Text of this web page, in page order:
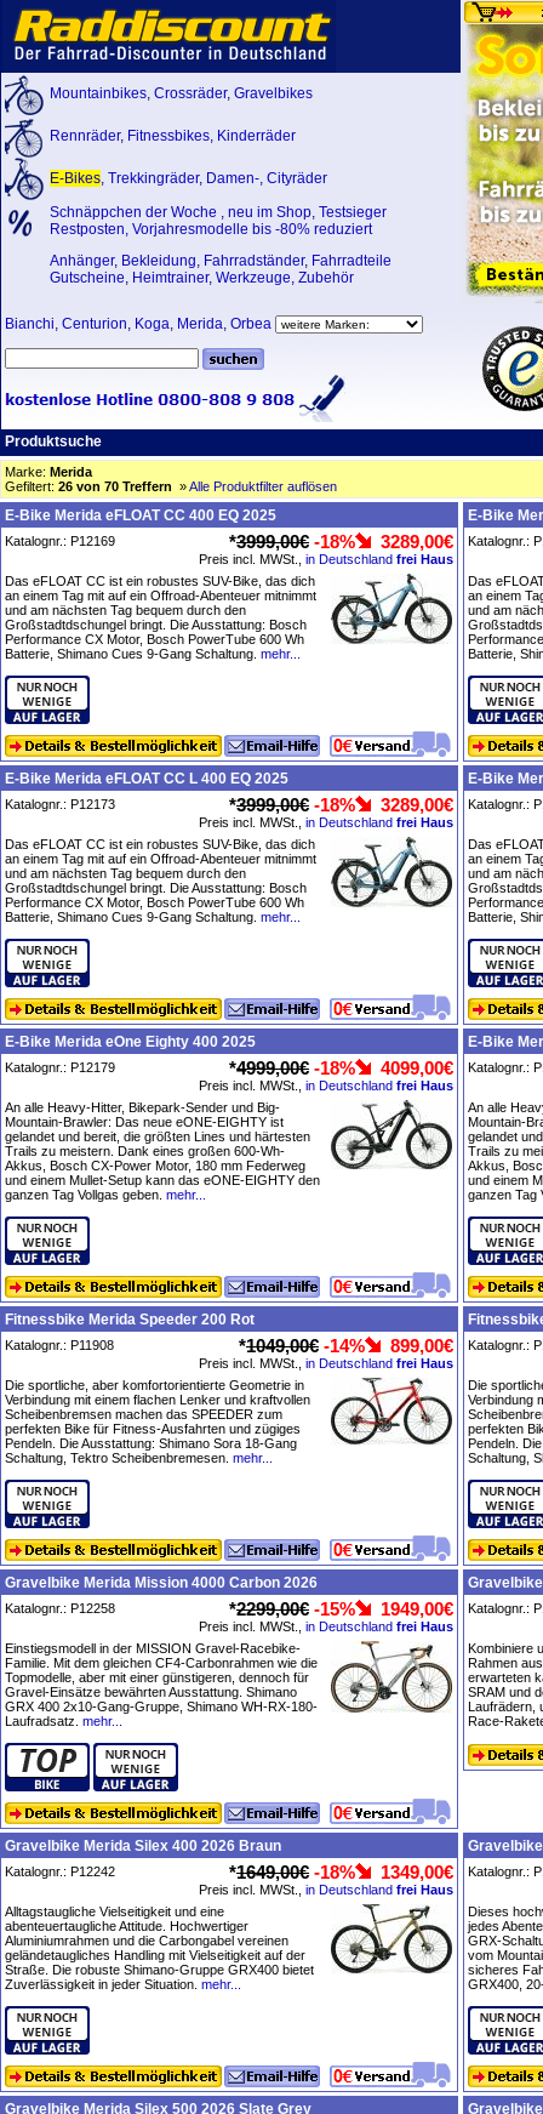
Mountainbikes, Crossräder, Gravelbikes
Rennräder, Fitnessbikes, Kinderräder
E-Bikes, Trekkingräder, Damen-, Cityräder
Schnäppchen der Woche , neu im Shop, Testsieger
Restposten, Vorjahresmodelle bis -80% reduziert
Anhänger, Bekleidung, Fahrradständer, Fahrradteile
Gutscheine, Heimtrainer, Werkzeuge, Zubehör
Bianchi, Centurion, Koga, Merida, Orbea
Produktsuche
Marke: Merida
Gefiltert: 26 von 70 Treffern »Alle Produktfilter auflösen
E-Bike Merida eFLOAT CC 400 EQ 2025
Katalognr.: P12169 *3999,00€ -18% 3289,00€
Preis incl. MWSt., in Deutschland frei Haus
Das eFLOAT CC ist ein robustes SUV-Bike, das dich
an einem Tag mit auf ein Offroad-Abenteuer mitnimmt
und am nächsten Tag bequem durch den
Großstadtdschungel bringt. Die Ausstattung: Bosch
Performance CX Motor, Bosch PowerTube 600 Wh
Batterie, Shimano Cues 9-Gang Schaltung. mehr...
E-Bike
Katalognr.:
Das
an einem
und am
Batterie,
E-Bike Merida eFLOAT CC L 400 EQ 2025
Katalognr.: P12173 *3999,00€ -18% 3289,00€
Preis incl. MWSt., in Deutschland frei Haus
Das eFLOAT CC ist ein robustes SUV-Bike, das dich
an einem Tag mit auf ein Offroad-Abenteuer mitnimmt
und am nächsten Tag bequem durch den
Großstadtdschungel bringt. Die Ausstattung: Bosch
Performance CX Motor, Bosch PowerTube 600 Wh
Batterie, Shimano Cues 9-Gang Schaltung. mehr...
E-Bike
Katalognr.:
Das
an einem
und am
Batterie,
E-Bike Merida eOne Eighty 400 2025
Katalognr.: P12179 *4999,00€ -18% 4099,00€
Preis incl. MWSt., in Deutschland frei Haus
An alle Heavy-Hitter, Bikepark-Sender und Big-
Mountain-Brawler: Das neue eONE-EIGHTY ist
gelandet und bereit, die größten Lines und härtesten
Trails zu meistern. Dank eines großen 600-Wh-
Akkus, Bosch CX-Power Motor, 180 mm Federweg
und einem Mullet-Setup kann das eONE-EIGHTY den
ganzen Tag Vollgas geben. mehr...
E-Bike
Katalognr.:
An alle
Mountain-
gelandet
Trails zu
Akkus,
und einem
ganzen Tag
Fitnessbike Merida Speeder 200 Rot
Katalognr.: P11908 *1049,00€ -14% 899,00€
Preis incl. MWSt., in Deutschland frei Haus
Die sportliche, aber komfortorientierte Geometrie in
Verbindung mit einem flachen Lenker und kraftvollen
Scheibenbremsen machen das SPEEDER zum
perfekten Bike für Fitness-Ausfahrten und zügiges
Pendeln. Die Ausstattung: Shimano Sora 18-Gang
Schaltung, Tektro Scheibenbremesen. mehr...
Katalognr.:
Die
Verbindung
perfekten
Pendeln.
Schaltung,
Gravelbike Merida Mission 4000 Carbon 2026
Katalognr.: P12258 *2299,00€ -15% 1949,00€
Preis incl. MWSt., in Deutschland frei Haus
Einstiegsmodell in der MISSION Gravel-Racebike-
Familie. Mit dem gleichen CF4-Carbonrahmen wie die
Topmodelle, aber mit einer günstigeren, dennoch für
Gravel-Einsätze bewährten Ausstattung. Shimano
GRX 400 2x10-Gang-Gruppe, Shimano WH-RX-180-
Laufradsatz. mehr...
Katalognr.:
Kombiniere
Rahmen
erwarteten
SRAM und
Laufrädern,
Race-
Gravelbike Merida Silex 400 2026 Braun
Katalognr.: P12242 *1649,00€ -18% 1349,00€
Preis incl. MWSt., in Deutschland frei Haus
Alltagstaugliche Vielseitigkeit und eine
abenteuertaugliche Attitude. Hochwertiger
Aluminiumrahmen und die Carbongabel vereinen
geländetaugliches Handling mit Vielseitigkeit auf der
Straße. Die robuste Shimano-Gruppe GRX400 bietet
Zuverlässigkeit in jeder Situation. mehr...
Katalognr.:
Dieses
jedes
GRX-
vom
sicheres
GRX400,
Gravelbike Merida Silex 500 2026 Slate Grey